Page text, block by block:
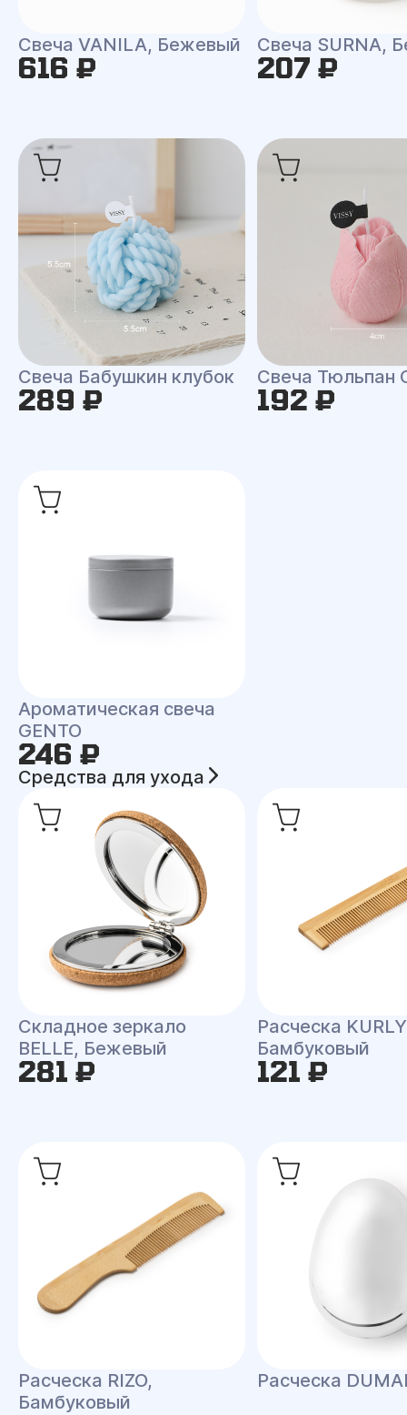
Свеча VANILA, Бежевый
616 ₽
Свеча SURNA,
207 ₽
Свеча Бабушкин клубок
289 ₽
Свеча Тюльпан
192 ₽
Ароматическая свеча
GENTO
246 ₽
Средства для ухода
Складное зеркало
BELLE, Бежевый
281 ₽
Расческа
Бамбуковый
121 ₽
Расческа RIZO,
Бамбуковый
Расческа